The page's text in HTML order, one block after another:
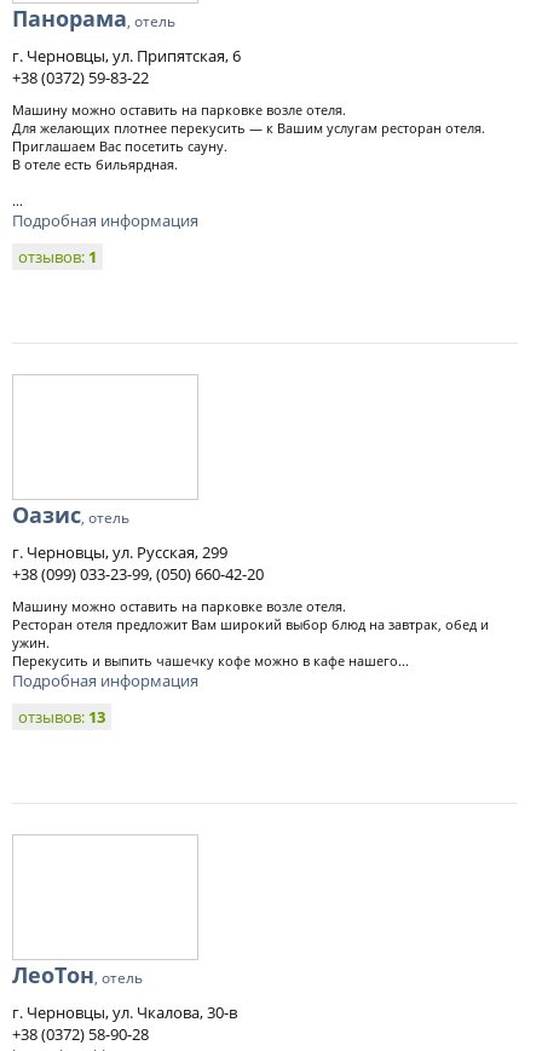
Панорама, отель
г. Черновцы, ул. Припятская, 6
+38 (0372) 59-83-22
Машину можно оставить на парковке возле отеля.
Для желающих плотнее перекусить — к Вашим услугам ресторан отеля.
Приглашаем Вас посетить сауну.
В отеле есть бильярдная.
...
Подробная информация
отзывов: 1
Оазис, отель
г. Черновцы, ул. Русская, 299
+38 (099) 033-23-99, (050) 660-42-20
Машину можно оставить на парковке возле отеля.
Ресторан отеля предложит Вам широкий выбор блюд на завтрак, обед и
ужин.
Перекусить и выпить чашечку кофе можно в кафе нашего...
Подробная информация
отзывов: 13
ЛеоТон, отель
г. Черновцы, ул. Чкалова, 30-в
+38 (0372) 58-90-28